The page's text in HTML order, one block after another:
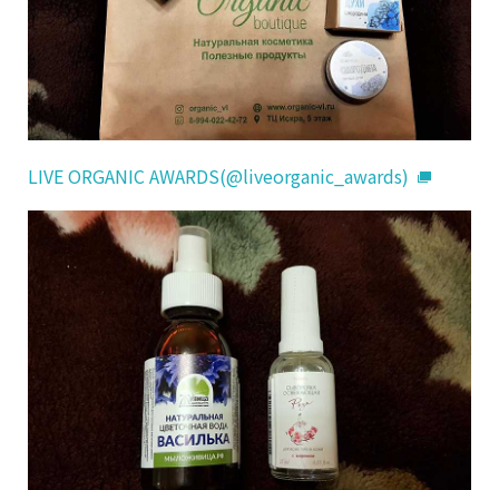
LIVE ORGANIC AWARDS(@liveorganic_awards)